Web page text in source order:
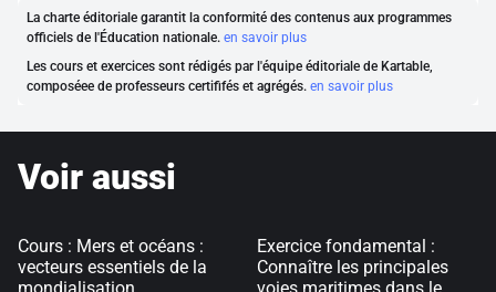
La charte éditoriale garantit la conformité des contenus aux programmes
officiels de l'Éducation nationale. en savoir plus
Les cours et exercices sont rédigés par l'équipe éditoriale de Kartable,
composéee de professeurs certififés et agrégés. en savoir plus
Voir aussi
Cours : Mers et océans :
vecteurs essentiels de la
Exercice fondamental :
Connaître les principales